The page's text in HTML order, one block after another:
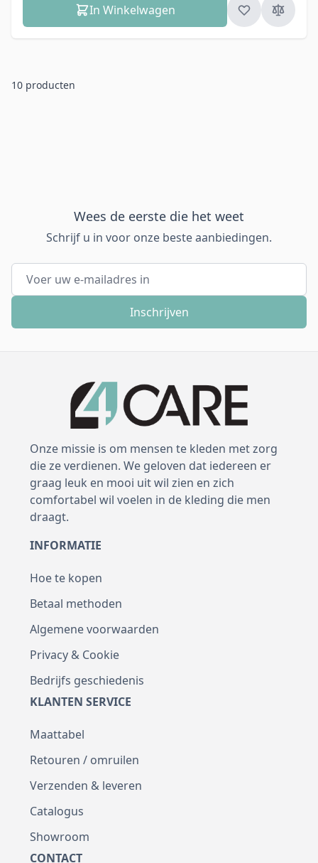
In Winkelwagen
10 producten
Wees de eerste die het weet
Schrijf u in voor onze beste aanbiedingen.
E-mail adres
Inschrijven
Onze missie is om mensen te kleden met zorg
die ze verdienen. We geloven dat iedereen er
graag leuk en mooi uit wil zien en zich
comfortabel wil voelen in de kleding die men
draagt.
INFORMATIE
Hoe te kopen
Betaal methoden
Algemene voorwaarden
Privacy & Cookie
Bedrijfs geschiedenis
KLANTEN SERVICE
Maattabel
Retouren / omruilen
Verzenden & leveren
Catalogus
Showroom
CONTACT